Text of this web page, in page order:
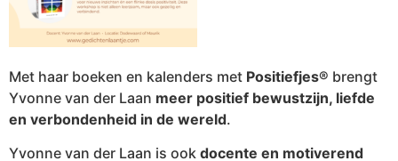
Met haar boeken en kalenders met Positiefjes® brengt
Yvonne van der Laan meer positief bewustzijn, liefde
en verbondenheid in de wereld.
Yvonne van der Laan is ook docente en motiverend